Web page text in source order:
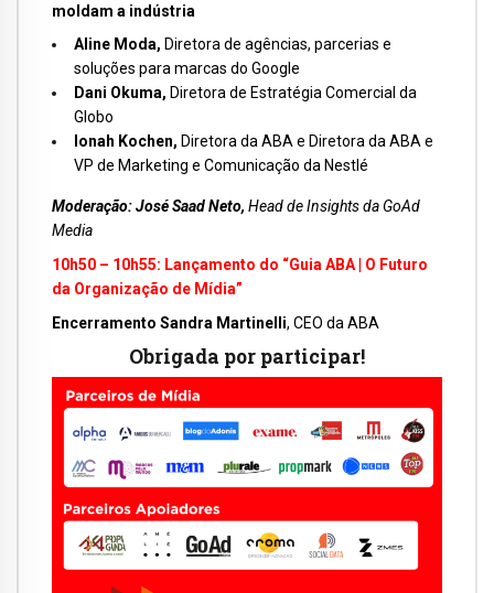
moldam a indústria
Aline Moda, Diretora de agências, parcerias e
soluções para marcas do Google
Dani Okuma, Diretora de Estratégia Comercial da
Globo
Ionah Kochen, Diretora da ABA e Diretora da ABA e
VP de Marketing e Comunicação da Nestlé
Moderação:José Saad Neto, Head de Insights da GoAd
Media
10h50 – 10h55: Lançamento do “Guia ABA | O Futuro
da Organização de Mídia”
Encerramento Sandra Martinelli, CEO da ABA
Obrigada por participar!